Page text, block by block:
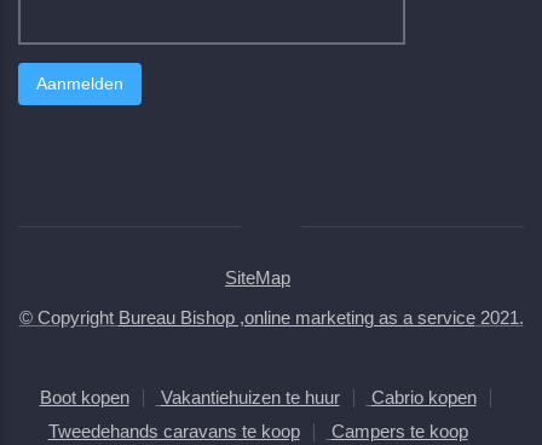
SiteMap
© Copyright Bureau Bishop ,online marketing as a service2021.
Boot kopen Vakantiehuizen te huur
Cabrio kopen
Tweedehands caravans te koop
Campers te koop